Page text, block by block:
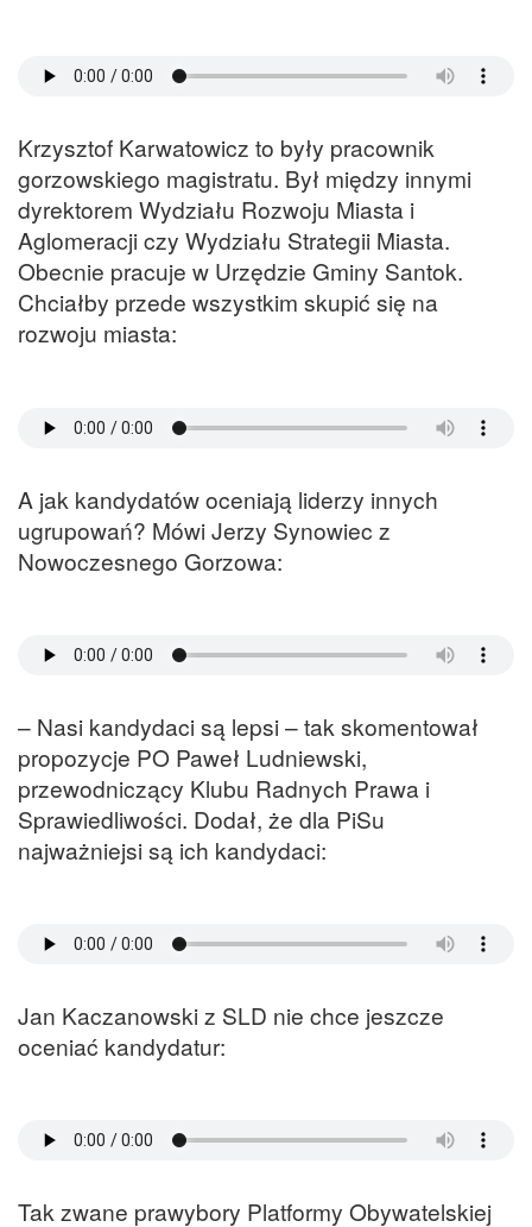
Krzysztof Karwatowicz to były pracownik
gorzowskiego magistratu. Był między innymi
dyrektorem Wydziału Rozwoju Miasta i
Aglomeracji czy Wydziału Strategii Miasta.
Obecnie pracuje w Urzędzie Gminy Santok.
Chciałby przede wszystkim skupić się na
rozwoju miasta:
A jak kandydatów oceniają liderzy innych
ugrupowań? Mówi Jerzy Synowiec z
Nowoczesnego Gorzowa:
– Nasi kandydaci są lepsi – tak skomentował
propozycje PO Paweł Ludniewski,
przewodniczący Klubu Radnych Prawa i
Sprawiedliwości. Dodał, że dla PiSu
najważniejsi są ich kandydaci:
Jan Kaczanowski z SLD nie chce jeszcze
oceniać kandydatur:
Tak zwane prawybory Platformy Obywatelskiej